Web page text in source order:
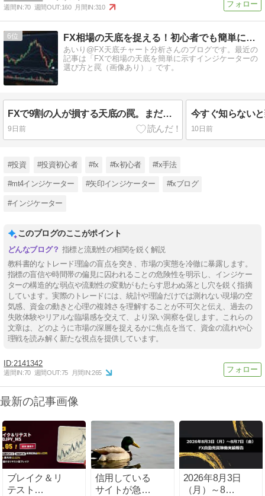
週間IN:70 週間OUT:160 月間IN:310
6 FX相場の天底を捉える！初心者でも簡単に利益を狙える
あいり@FX天底チャート分析さんのブログです。最近の
記事は「FXで相場の天底を簡単に示すインジケーターの
選び方と罠（画像あり）」です。
FXで9割の人が損する天底の罠。まだそのインジケーターを信じますか？
9日前 10日前
#投資 #投資初心者 #fx #fx初心者 #fx手法
#mt4インジケーター #矢印インジケーター #fxブログ
#インジケーター
このブログのここがポイント
指標と流動性の相関を鋭く解説
教科書的なトレード理論の盲点を突き、市場の実態を冷徹に暴露します。
指標の盲信や時間帯の偏見に囚われることの危険性を明示し、インジケー
ターの構造的な弱点や流動性の変動がもたらす思わぬ落とし穴を鋭く指摘
しています。実際のトレードには、統計や理論だけでは測れない現場の空
気感、資金の動きと心理の複雑さを理解することが不可欠と伝え、過去の
失敗体験やリアルな臨場感を交えて、より深い洞察を促します。これらの
文章は、どのように市場の深層を捉えるかに焦点を当て、資金の流れや心
理戦を読み解く新たな視点を提供しています。
2141342
週間IN:70 週間OUT:75 月間IN:265
最新の記事画像
ブレイク＆リ
テスト
信用している
サイトが急に
2026年8月3日
（月）～8月7